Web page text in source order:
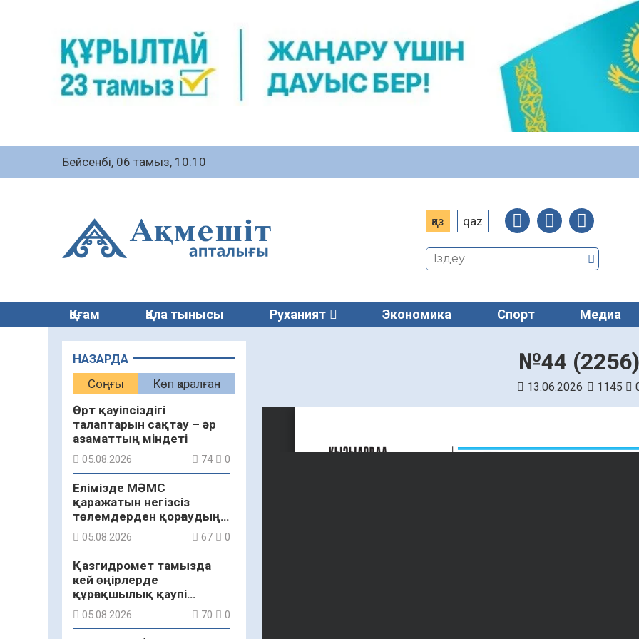
Бейсенбі, 06 тамыз, 10:10
қаз qaz
Қоғам Қала тынысы Руханият Экономика Спорт Медиа
НАЗАРДА
Соңғы
Көп қаралған
Өрт қауіпсіздігі
талаптарын сақтау – әр
азаматтың міндеті
05.08.2026 74 0
Елімізде МӘМС
қаражатын негізсіз
төлемдерден қорғаудың
жаңа жүйесі құрылуда
05.08.2026 67 0
Қазгидромет тамызда
кей өңірлерде
құрғақшылық қаупі
жоғары екенін болжады
05.08.2026 70 0
№44
13.06.2026 1145